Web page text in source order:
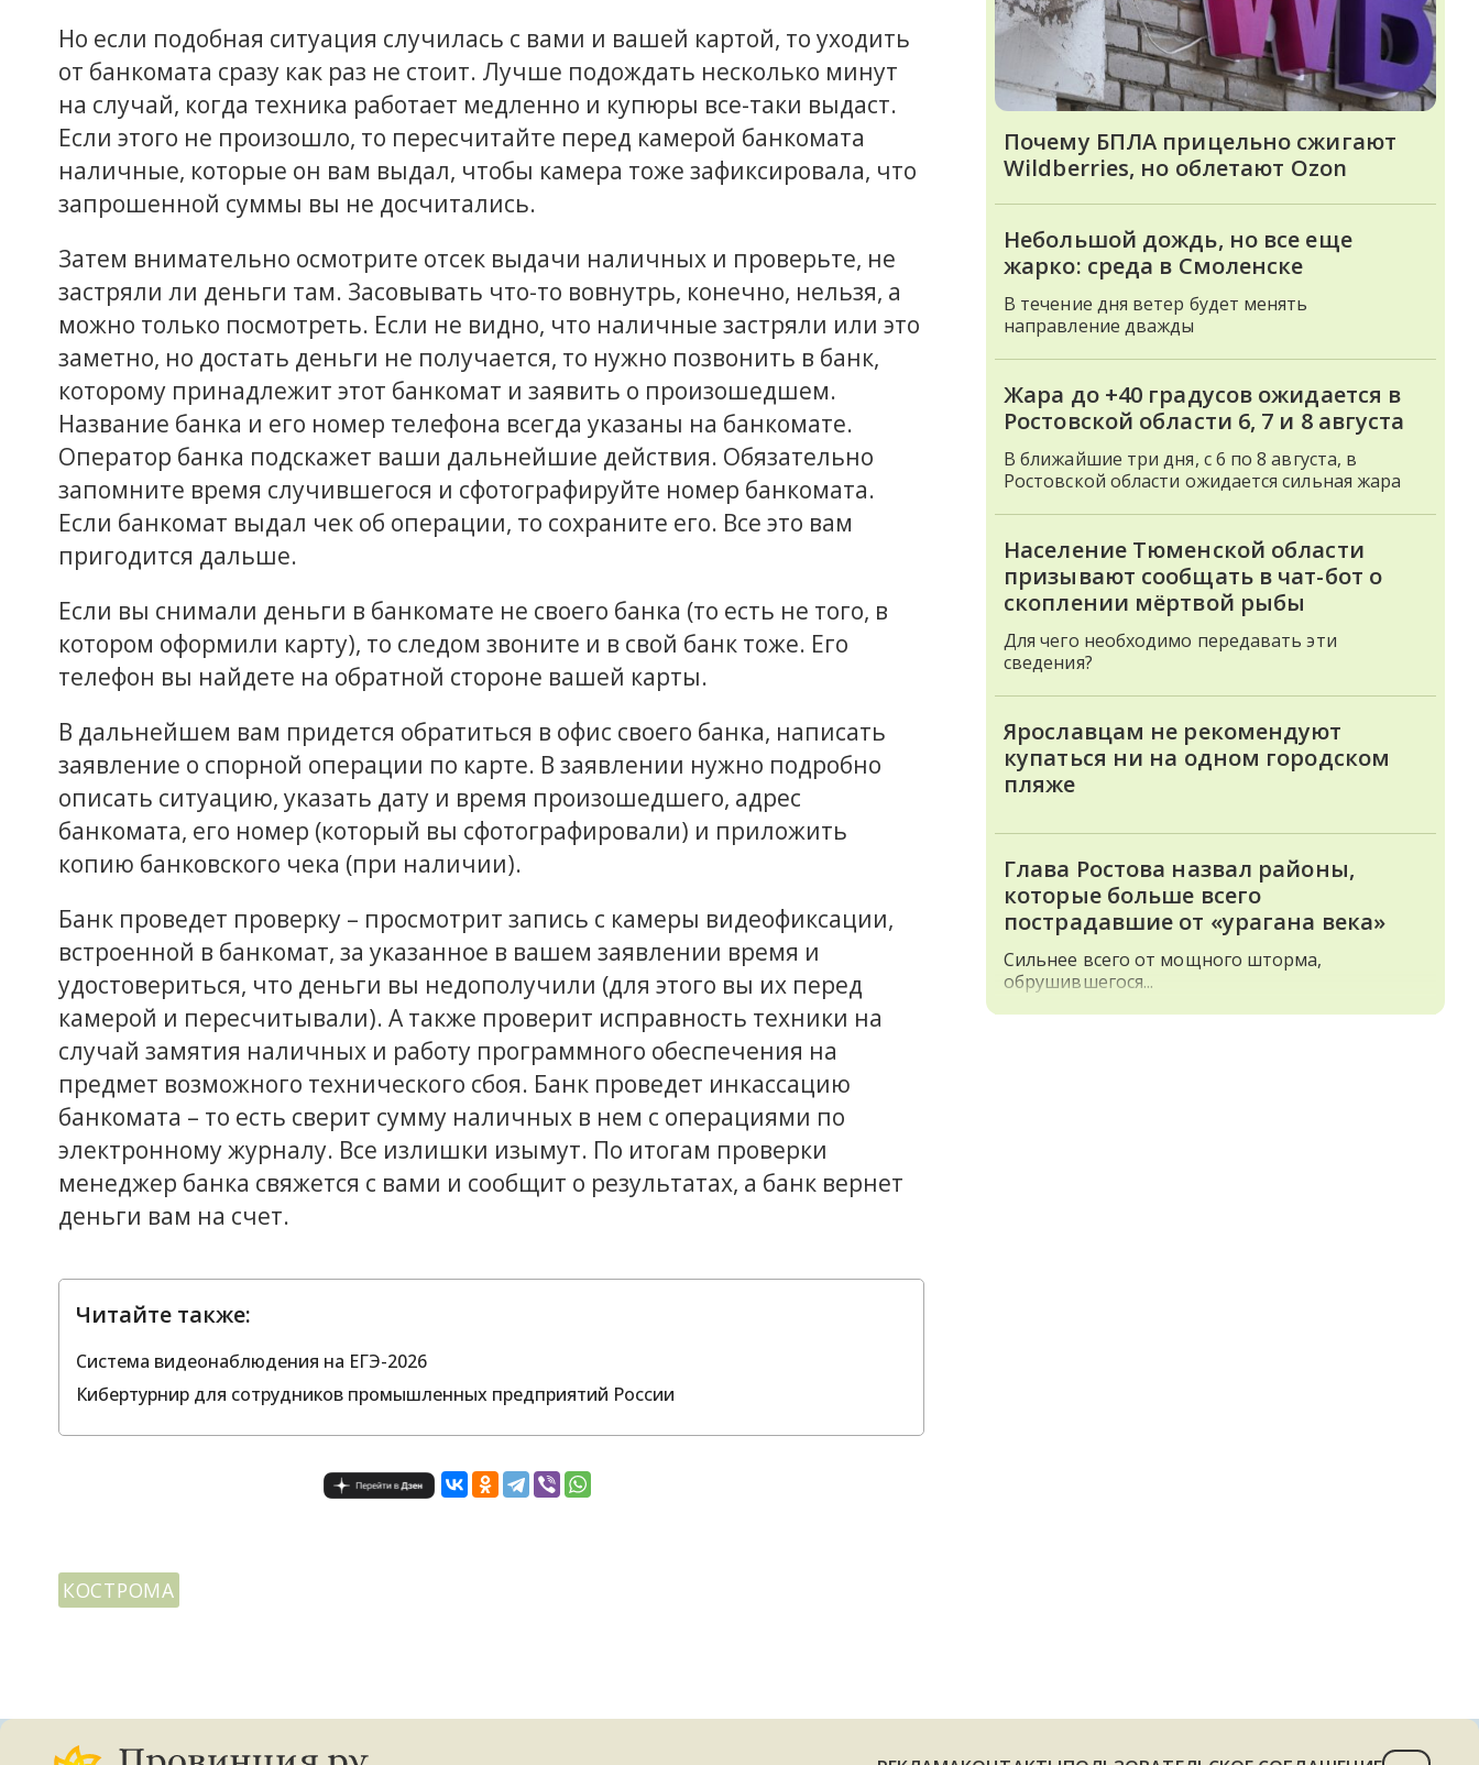
Но если подобная ситуация случилась с вами и вашей картой, то уходить
от банкомата сразу как раз не стоит. Лучше подождать несколько минут
на случай, когда техника работает медленно и купюры все-таки выдаст.
Если этого не произошло, то пересчитайте перед камерой банкомата
наличные, которые он вам выдал, чтобы камера тоже зафиксировала, что
запрошенной суммы вы не досчитались.
Затем внимательно осмотрите отсек выдачи наличных и проверьте, не
застряли ли деньги там. Засовывать что-то вовнутрь, конечно, нельзя, а
можно только посмотреть. Если не видно, что наличные застряли или это
заметно, но достать деньги не получается, то нужно позвонить в банк,
которому принадлежит этот банкомат и заявить о произошедшем.
Название банка и его номер телефона всегда указаны на банкомате.
Оператор банка подскажет ваши дальнейшие действия. Обязательно
запомните время случившегося и сфотографируйте номер банкомата.
Если банкомат выдал чек об операции, то сохраните его. Все это вам
пригодится дальше.
Если вы снимали деньги в банкомате не своего банка (то есть не того, в
котором оформили карту), то следом звоните и в свой банк тоже. Его
телефон вы найдете на обратной стороне вашей карты.
В дальнейшем вам придется обратиться в офис своего банка, написать
заявление о спорной операции по карте. В заявлении нужно подробно
описать ситуацию, указать дату и время произошедшего, адрес
банкомата, его номер (который вы сфотографировали) и приложить
копию банковского чека (при наличии).
Банк проведет проверку – просмотрит запись с камеры видеофиксации,
встроенной в банкомат, за указанное в вашем заявлении время и
удостовериться, что деньги вы недополучили (для этого вы их перед
камерой и пересчитывали). А также проверит исправность техники на
случай замятия наличных и работу программного обеспечения на
предмет возможного технического сбоя. Банк проведет инкассацию
банкомата – то есть сверит сумму наличных в нем с операциями по
электронному журналу. Все излишки изымут. По итогам проверки
менеджер банка свяжется с вами и сообщит о результатах, а банк вернет
деньги вам на счет.
Читайте также:
Система видеонаблюдения на ЕГЭ-2026
Кибертурнир для сотрудников промышленных предприятий России
КОСТРОМА
Почему БПЛА прицельно сжигают
Wildberries, но облетают Ozon
Небольшой дождь, но все еще
жарко: среда в Смоленске
В течение дня ветер будет менять
направление дважды
Жара до +40 градусов ожидается в
Ростовской области 6, 7 и 8 августа
В ближайшие три дня, с 6 по 8 августа, в
Ростовской области ожидается сильная жара
Население Тюменской области
призывают сообщать в чат-бот о
скоплении мёртвой рыбы
Для чего необходимо передавать эти
сведения?
Ярославцам не рекомендуют
купаться ни на одном городском
пляже
Глава Ростова назвал районы,
которые больше всего
пострадавшие от «урагана века»
Сильнее всего от мощного шторма,
обрушившегося...